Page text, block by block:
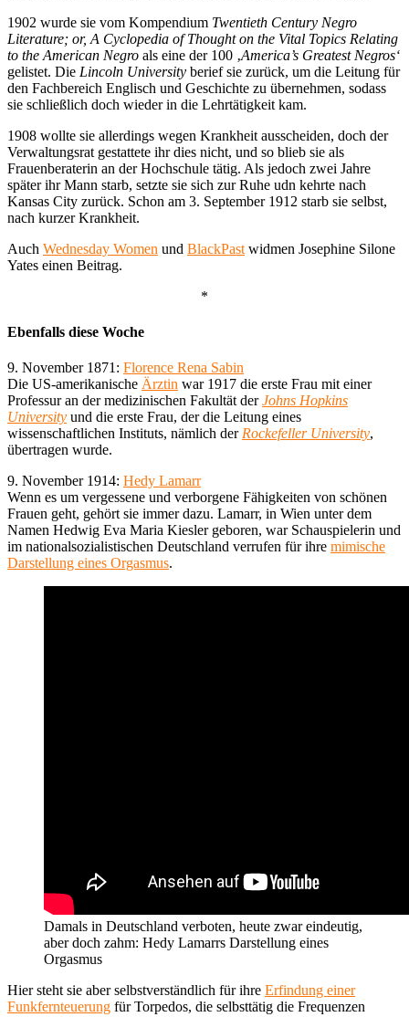
1902 wurde sie vom Kompendium Twentieth Century Negro
Literature; or, A Cyclopedia of Thought on the Vital Topics Relating
to the American Negro als eine der 100 ‚America’s Greatest Negros‘
gelistet. Die Lincoln University berief sie zurück, um die Leitung für
den Fachbereich Englisch und Geschichte zu übernehmen, sodass
sie schließlich doch wieder in die Lehrtätigkeit kam.
1908 wollte sie allerdings wegen Krankheit ausscheiden, doch der
Verwaltungsrat gestattete ihr dies nicht, und so blieb sie als
Frauenberaterin an der Hochschule tätig. Als jedoch zwei Jahre
später ihr Mann starb, setzte sie sich zur Ruhe udn kehrte nach
Kansas City zurück. Schon am 3. September 1912 starb sie selbst,
nach kurzer Krankheit.
Auch Wednesday Women und BlackPast widmen Josephine Silone
Yates einen Beitrag.
*
Ebenfalls diese Woche
9. November 1871: Florence Rena Sabin
Die US-amerikanische Ärztin war 1917 die erste Frau mit einer
Professur an der medizinischen Fakultät derJohns Hopkins
University und die erste Frau, der die Leitung eines
wissenschaftlichen Instituts, nämlich der Rockefeller University,
übertragen wurde.
9. November 1914: Hedy Lamarr
Wenn es um vergessene und verborgene Fähigkeiten von schönen
Frauen geht, gehört sie immer dazu. Lamarr, in Wien unter dem
Namen Hedwig Eva Maria Kiesler geboren, war Schauspielerin und
im nationalsozialistischen Deutschland verrufen für ihre mimische
Darstellung eines Orgasmus.
Damals in Deutschland verboten, heute zwar eindeutig,
aber doch zahm: Hedy Lamarrs Darstellung eines
Orgasmus
Hier steht sie aber selbstverständlich für ihre Erfindung einer
Funkfernteuerung für Torpedos, die selbsttätig die Frequenzen